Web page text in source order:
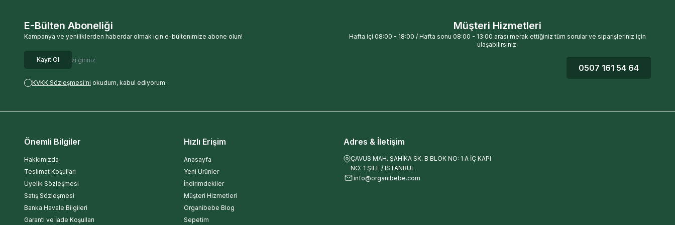
E-Bülten Aboneliği
Kampanya ve yeniliklerden haberdar olmak için e-bültenimize abone olun!
Kayıt Ol
KVKK Sözleşmesi'ni okudum, kabul ediyorum.
Müşteri Hizmetleri
Hafta içi 08:00 - 18:00 / Hafta sonu 08:00 - 13:00 arası merak ettiğiniz tüm sorular ve siparişleriniz için
ulaşabilirsiniz.
0507 161 54 64
Adres & İletişim
ÇAVUS MAH. ŞAHİKA SK. B BLOK NO: 1 A İÇ KAPI
NO: 1 ŞİLE / ISTANBUL
info@organibebe.com
Önemli Bilgiler
Hakkımızda
Teslimat Koşulları
Üyelik Sözleşmesi
Satış Sözleşmesi
Banka Havale Bilgileri
Garanti ve İade Koşulları
Hızlı Erişim
Anasayfa
Yeni Ürünler
İndirimdekiler
Müşteri Hizmetleri
Organibebe Blog
Sepetim